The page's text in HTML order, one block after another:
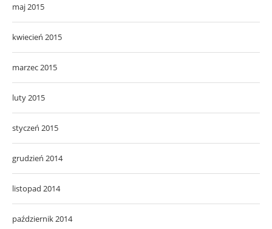
maj 2015
kwiecień 2015
marzec 2015
luty 2015
styczeń 2015
grudzień 2014
listopad 2014
październik 2014